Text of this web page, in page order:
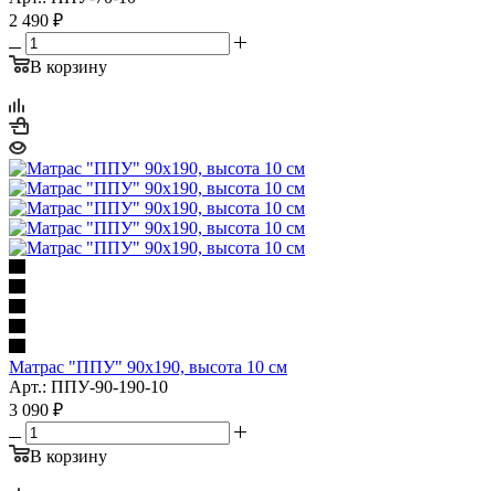
2 490 ₽
В корзину
Матрас "ППУ" 90x190, высота 10 см
Арт.: ППУ-90-190-10
3 090 ₽
В корзину